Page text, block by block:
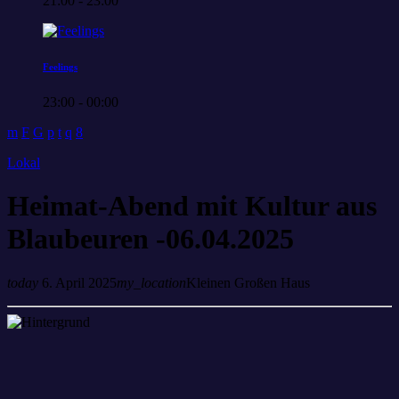
Feelings
23:00 - 00:00
Lokal
Heimat-Abend mit Kultur aus
Blaubeuren -06.04.2025
today 6. April 2025my_locationKleinen Großen Haus